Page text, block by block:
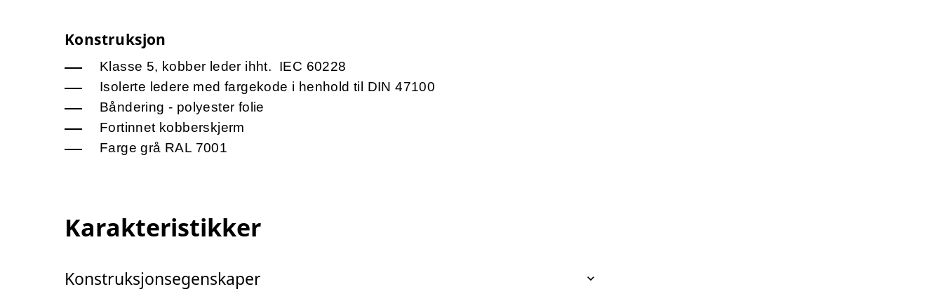
Konstruksjon
Klasse 5, kobber leder ihht. IEC 60228
Isolerte ledere med fargekode i henhold til DIN 47100
Båndering - polyester folie
Fortinnet kobberskjerm
Farge grå RAL 7001
Karakteristikker
Konstruksjonsegenskaper